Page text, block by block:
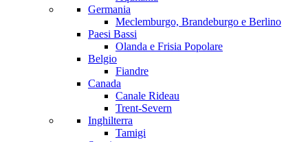
Germania
Meclemburgo, Brandeburgo e Berlino
Paesi Bassi
Olanda e Frisia Popolare
Belgio
Fiandre
Canada
Canale Rideau
Trent-Severn
Inghilterra
Tamigi